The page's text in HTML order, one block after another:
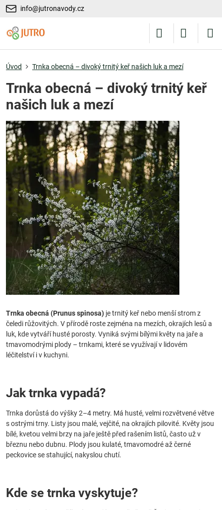
info@jutronavody.cz
Úvod Trnka obecná – divoký trnitý keř našich luk a mezí
Trnka obecná – divoký trnitý keř
našich luk a mezí
Trnka obecná (Prunus spinosa) je trnitý keř nebo menší strom z
čeledi růžovitých. V přírodě roste zejména na mezích, okrajích lesů a
luk, kde vytváří husté porosty. Vyniká svými bílými květy na jaře a
tmavomodrými plody – trnkami, které se využívají v lidovém
léčitelství i v kuchyni.
Jak trnka vypadá?
Trnka dorůstá do výšky 2–4 metry. Má husté, velmi rozvětvené větve
s ostrými trny. Listy jsou malé, vejčité, na okrajích pilovité. Květy jsou
bílé, kvetou velmi brzy na jaře ještě před rašením listů, často už v
březnu nebo dubnu. Plody jsou kulaté, tmavomodré až černé
peckovice se stahující, nakyslou chutí.
Kde se trnka vyskytuje?